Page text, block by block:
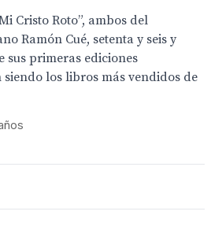
Cristo Roto”, ambos del
Ramón Cué, setenta y seis y
sus primeras ediciones
siendo los libros más vendidos de